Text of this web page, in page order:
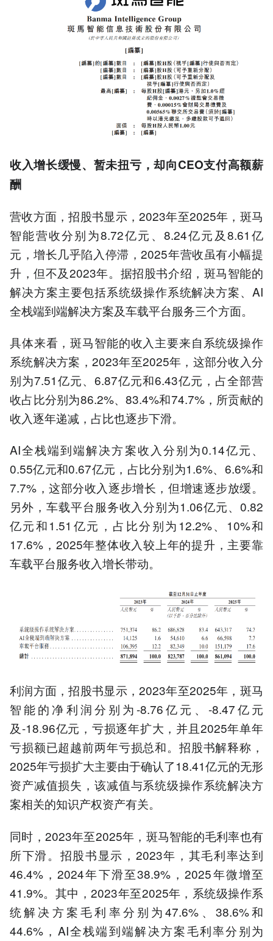
收入增长缓慢、暂未扭亏，却向CEO支付高额薪
酬
营收方面，招股书显示，2023年至2025年，斑马
智能营收分别为8.72亿元、8.24亿元及8.61亿
元，增长几乎陷入停滞，2025年营收虽有小幅提
升，但不及2023年。据招股书介绍，斑马智能的
解决方案主要包括系统级操作系统解决方案、AI
全栈端到端解决方案及车载平台服务三个方面。
具体来看，斑马智能的收入主要来自系统级操作
系统解决方案，2023年至2025年，这部分收入分
别为7.51亿元、6.87亿元和6.43亿元，占全部营
收占比分别为86.2%、83.4%和74.7%，所贡献的
收入逐年递减，占比也逐步下滑。
AI全栈端到端解决方案收入分别为0.14亿元、
0.55亿元和0.67亿元，占比分别为1.6%、6.6%和
7.7%，这部分收入逐步增长，但增速逐步放缓。
另外，车载平台服务收入分别为1.06亿元、0.82
亿元和1.51亿元，占比分别为12.2%、10%和
17.6%，2025年整体收入较上年的提升，主要靠
车载平台服务收入增长带动。
利润方面，招股书显示，2023年至2025年，斑马
智能的净利润分别为-8.76亿元、-8.47亿元
及-18.96亿元，亏损逐年扩大，并且2025年单年
亏损额已超越前两年亏损总和。招股书解释称，
2025年亏损扩大主要由于确认了18.41亿元的无形
资产减值损失，该减值与系统级操作系统解决方
案相关的知识产权资产有关。
同时，2023年至2025年，斑马智能的毛利率也有
所下滑。招股书显示，2023年，其毛利率达到
46.4%，2024年下滑至38.9%，2025年微增至
41.9%。其中，2023年至2025年，系统级操作系
统解决方案毛利率分别为47.6%、38.6%和
44.6%，AI全栈端到端解决方案毛利率分别为